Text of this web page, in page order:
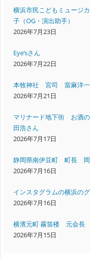
横浜市民こどもミュージ
子（OG・演出助手）
2026年7月23日
Eye’sさん
2026年7月22日
本牧神社 宮司 當麻洋一
2026年7月21日
マリナード地下街 お酒
田浩さん
2026年7月17日
静岡県南伊豆町 町長
2026年7月16日
インスタグラムの横浜の
2026年7月16日
横濱元町 霧笛楼 元会長
2026年7月15日